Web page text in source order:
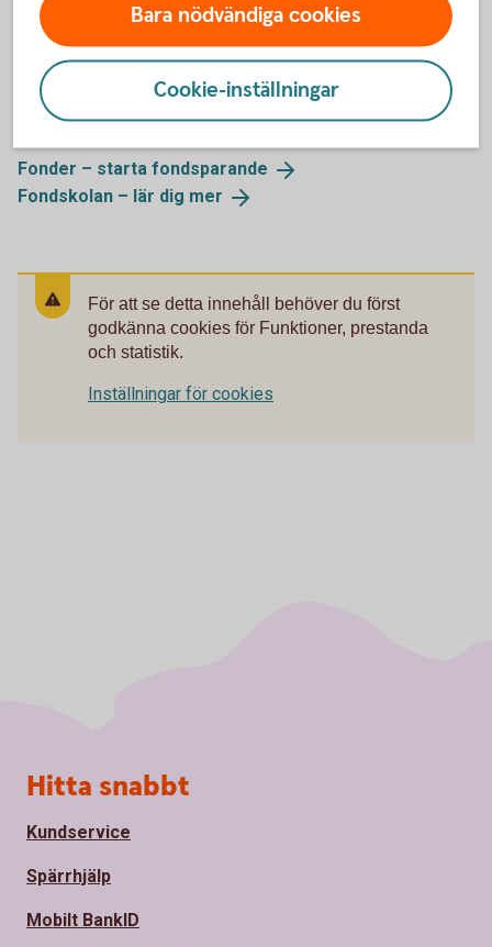
Mer information
Fonder – starta fondsparande
Fondskolan – lär dig mer
För att se detta innehåll behöver du först
godkänna cookies för Funktioner, prestanda
och statistik.
Inställningar för cookies
Bara nödvändiga cookies
Cookie-inställningar
Sidfot
Hitta snabbt
Kundservice
Spärrhjälp
Mobilt BankID